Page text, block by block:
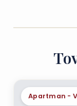
Apartman -